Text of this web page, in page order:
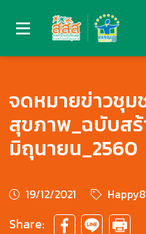
จดหมายข่าวชุม
สุขภาพ_ฉบับสร้
มิถุนายน_2560
19/12/2021
Share: